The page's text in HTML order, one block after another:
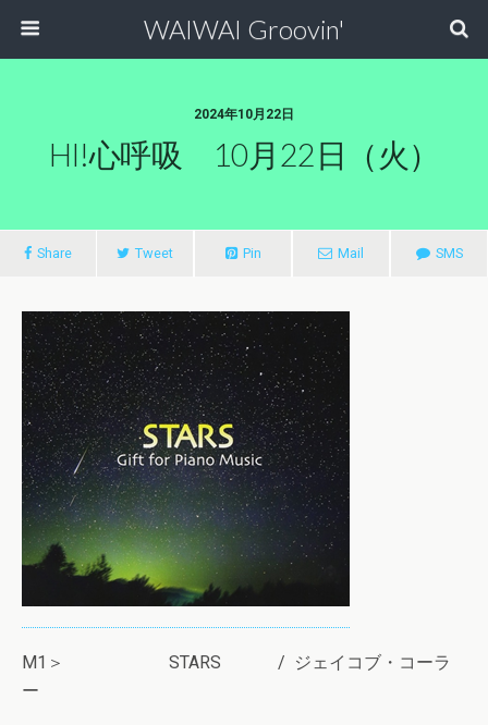
WAIWAI Groovin'
2024年10月22日
HI!心呼吸 10月22日（火）
Share Tweet Pin Mail SMS
M1＞ STARS / ジェイコブ・コーラ
ー